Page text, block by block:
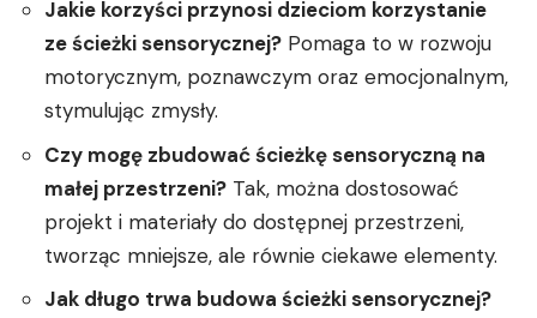
Jakie korzyści przynosi dzieciom korzystanie
ze ścieżki sensorycznej? Pomaga to w rozwoju
motorycznym, poznawczym oraz emocjonalnym,
stymulując zmysły.
Czy mogę zbudować ścieżkę sensoryczną na
małej przestrzeni? Tak, można dostosować
projekt i materiały do dostępnej przestrzeni,
tworząc mniejsze, ale równie ciekawe elementy.
Jak długo trwa budowa ścieżki sensorycznej?